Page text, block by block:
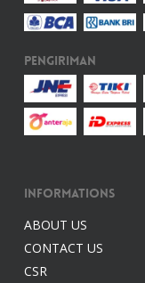
Pengiriman
Informations
ABOUT US
CONTACT US
CSR